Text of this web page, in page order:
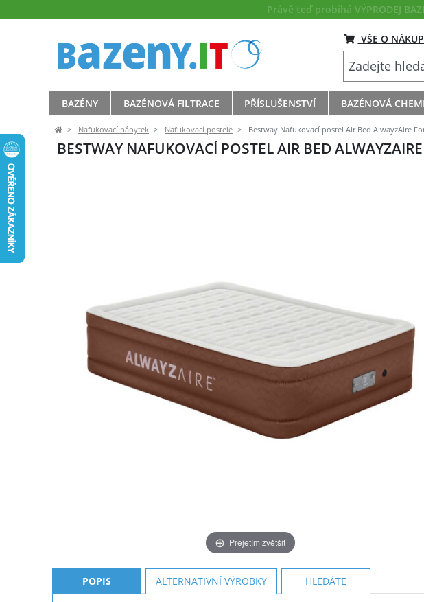
Právě teď probíhá VÝPRODEJ
VŠE O
BAZÉNY BAZÉNOVÁ FILTRACE PŘÍSLUŠENSTVÍ BAZÉNOVÁ
Nafukovací nábytek Nafukovací postele Bestway Nafukovací postel Air Bed AlwayzAire
BESTWAY NAFUKOVACÍ POSTEL AIR BED
Přejetím zvětšit
POPIS ALTERNATIVNÍ VÝROBKY HLEDÁTE